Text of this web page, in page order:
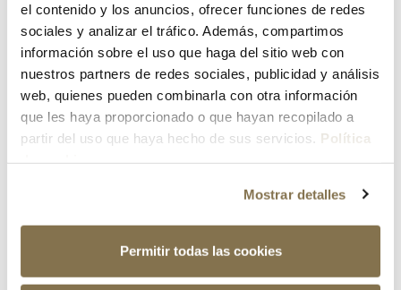
el contenido y los anuncios, ofrecer funciones de redes
sociales y analizar el tráfico. Además, compartimos
información sobre el uso que haga del sitio web con
nuestros partners de redes sociales, publicidad y análisis
web, quienes pueden combinarla con otra información
que les haya proporcionado o que hayan recopilado a
partir del uso que haya hecho de sus servicios. Política
Mostrar detalles
Permitir todas las cookies
¿Has olvidado tu contraseña?